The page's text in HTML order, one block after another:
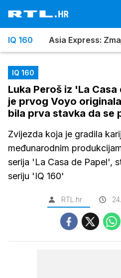
IQ 160 Asia Express:
IQ 160
Luka Peroš iz 'La
je prvog Voyo
bila prva stavka da se
Zvijezda koja je gradila
međunarodnim
serija 'La Casa de Papel',
seriju 'IQ 160'
RTL.hr